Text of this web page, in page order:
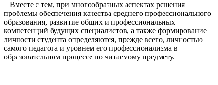
Вместе с тем, при многообразных аспектах решения
проблемы обеспечения качества среднего профессионального
образования, развитие общих и профессиональных
компетенций будущих специалистов, а также формирование
личности студента определяются, прежде всего, личностью
самого педагога и уровнем его профессионализма в
образовательном процессе по читаемому предмету.